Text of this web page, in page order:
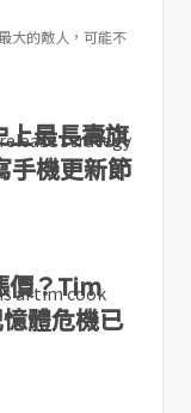
大的敵人，可能不
最長壽旗
手機更新節
價？Tim
體危機已